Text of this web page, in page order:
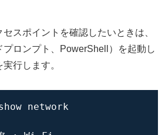
スポイントを確認したいときは、
プロンプト、PowerShell）を起動し
行します。
network